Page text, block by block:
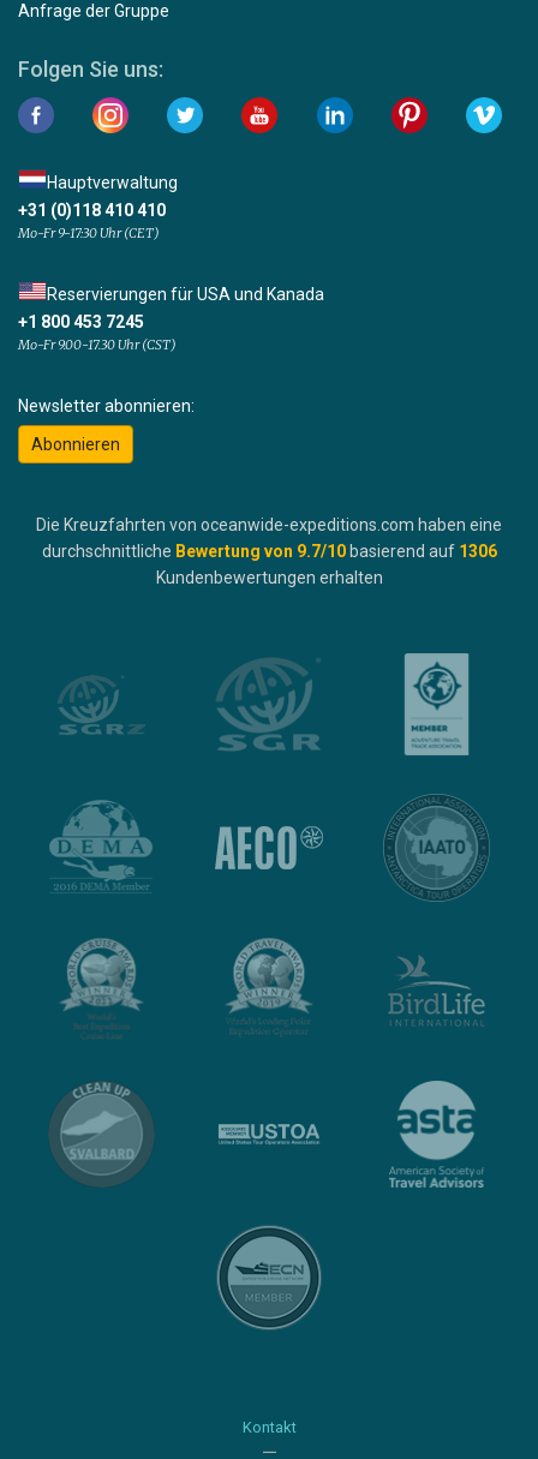
Anfrage der Gruppe
Folgen Sie uns:
Hauptverwaltung
+31 (0)118 410 410
Mo-Fr 9-17:30 Uhr (CET)
Reservierungen für USA und Kanada
+1 800 453 7245
Mo-Fr 9.00-17.30 Uhr (CST)
Newsletter abonnieren:
Abonnieren
Die Kreuzfahrten von oceanwide-expeditions.com haben eine
durchschnittliche Bewertung von 9.7/10 basierend auf 1306
Kundenbewertungen erhalten
Kontakt